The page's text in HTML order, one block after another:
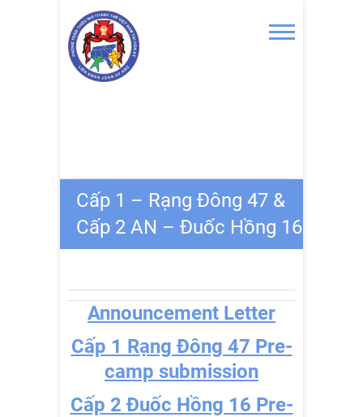
content
Cấp 1 – Rạng Đông 47 &
Cấp 2 AN – Đuốc Hồng 16
Announcement Letter
Cấp 1 Rạng Đông 47 Pre-
camp submission
Cấp 2 Đuốc Hồng 16 Pre-